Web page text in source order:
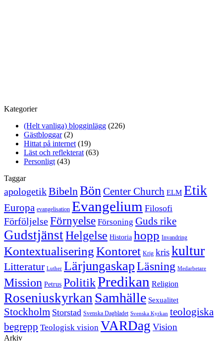
Kategorier
(Helt vanliga) blogginlägg (226)
Gästbloggar(2)
Hittat på internet (19)
Läst och reflekterat (63)
Personligt (43)
Taggar
apologetikBibelnBönCenter Church ELM Etik
Europa evangelisation Evangelium Filosofi
FörföljelseFörnyelse Försoning Guds rike
GudstjänstHelgelse Historia hopp Invandring
KontextualiseringKontoret Krig kriskultur
Litteratur Luther LärjungaskapLäsning Medarbetare
Mission Petrus PolitikPredikan Religion
Roseniuskyrkan Samhälle Sexualitet
Stockholm Storstad Svenska Dagbladet Svenska Kyrkan teologiska
begrepp Teologisk vision VARDag Vision
Arkiv